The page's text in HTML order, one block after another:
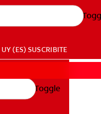
UY (ES) SUSCRIBITE
Toggle